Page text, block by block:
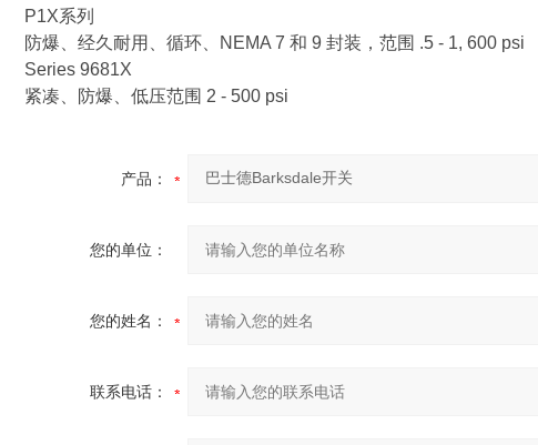
P1X系列
防爆、经久耐用、循环、NEMA 7 和 9 封装，范围 .5 - 1, 600 psi
Series 9681X
紧凑、防爆、低压范围 2 - 500 psi
产品：
您的单位：
您的姓名：
联系电话：